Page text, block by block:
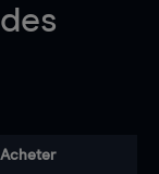
Acheter